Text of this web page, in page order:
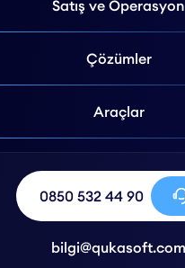
Satış ve Operasyon
Çözümler
Araçlar
0850 532 44 90
bilgi@qukasoft.com